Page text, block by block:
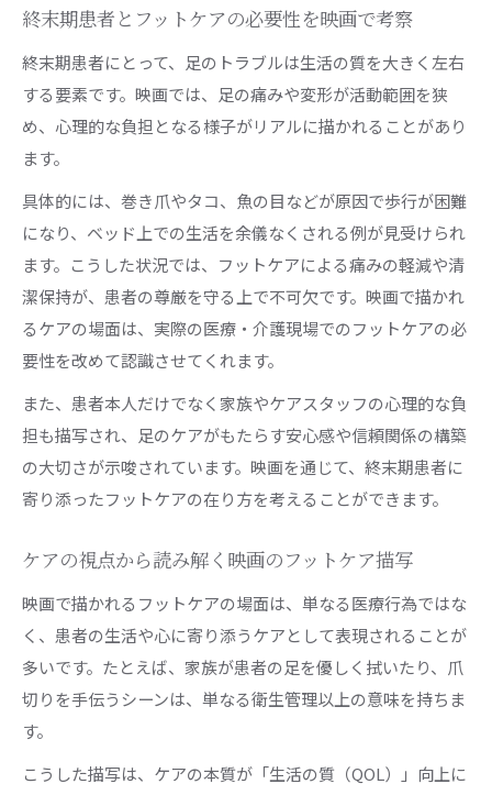
映画廃用身解説から学ぶフットケアの本質とは
足のケア視点で終末医療テーマの映画を深掘り
フットケアが映す終末医療映画のリアルな現場
終末期の足のケアを映画から深く考える視点
映画で描かれる足のケアと患者の尊厳を考察
医療映画の終末ケア描写とフットケアの役割
終末期患者とフットケアの必要性を映画で考察
終末期患者にとって、足のトラブルは生活の質を大きく左右
する要素です。映画では、足の痛みや変形が活動範囲を狭
め、心理的な負担となる様子がリアルに描かれることがあり
ます。
具体的には、巻き爪やタコ、魚の目などが原因で歩行が困難
になり、ベッド上での生活を余儀なくされる例が見受けられ
ます。こうした状況では、フットケアによる痛みの軽減や清
潔保持が、患者の尊厳を守る上で不可欠です。映画で描かれ
るケアの場面は、実際の医療・介護現場でのフットケアの必
要性を改めて認識させてくれます。
また、患者本人だけでなく家族やケアスタッフの心理的な負
担も描写され、足のケアがもたらす安心感や信頼関係の構築
の大切さが示唆されています。映画を通じて、終末期患者に
寄り添ったフットケアの在り方を考えることができます。
ケアの視点から読み解く映画のフットケア描写
映画で描かれるフットケアの場面は、単なる医療行為ではな
く、患者の生活や心に寄り添うケアとして表現されることが
多いです。たとえば、家族が患者の足を優しく拭いたり、爪
切りを手伝うシーンは、単なる衛生管理以上の意味を持ちま
す。
こうした描写は、ケアの本質が「生活の質（QOL）」向上に